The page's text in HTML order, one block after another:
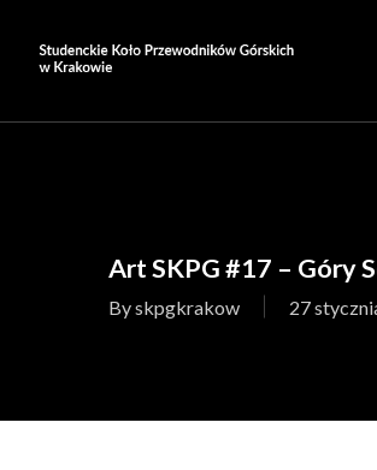
main
Art SKPG #17 – Góry
Byskpgkrakow 27